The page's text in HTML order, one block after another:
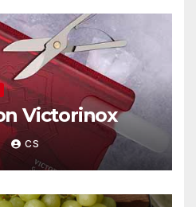
Victorinox
CS